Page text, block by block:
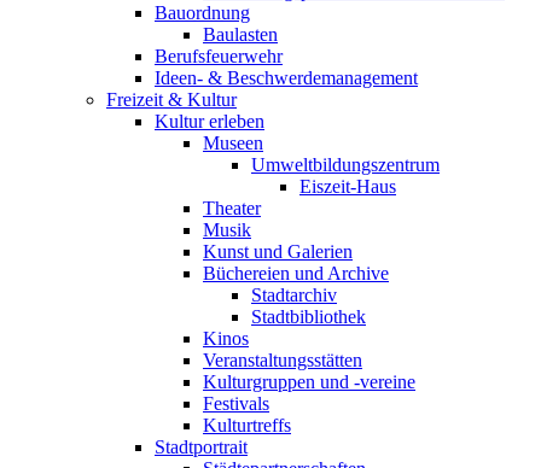
Bauordnung
Baulasten
Berufsfeuerwehr
Ideen- & Beschwerdemanagement
Freizeit & Kultur
Kultur erleben
Museen
Umweltbildungszentrum
Eiszeit-Haus
Theater
Musik
Kunst und Galerien
Büchereien und Archive
Stadtarchiv
Stadtbibliothek
Kinos
Veranstaltungsstätten
Kulturgruppen und -vereine
Festivals
Kulturtreffs
Stadtportrait